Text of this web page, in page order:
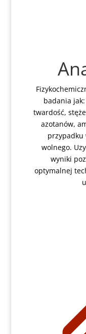
badania
twardość,
azotanów,
przypadku
wolnego.
wyniki
optymalnej